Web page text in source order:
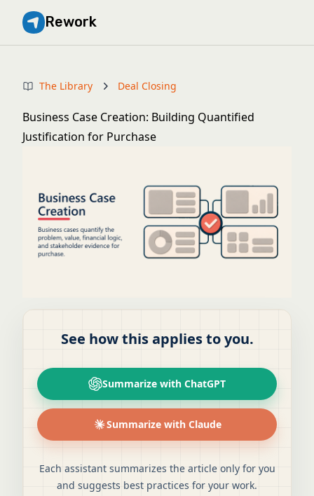
Rework
The Library Deal Closing
Business Case Creation: Building Quantified
Justification for Purchase
See how this applies to you.
Summarize with ChatGPT
Summarize with Claude
Each assistant summarizes the article only for you
and suggests best practices for your work.